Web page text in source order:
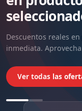
Descuentos reales
inmediata.
Ver todas las